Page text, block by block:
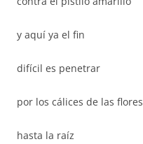
y aquí ya el fin
difícil es penetrar
por los cálices de las flores
hasta la raíz